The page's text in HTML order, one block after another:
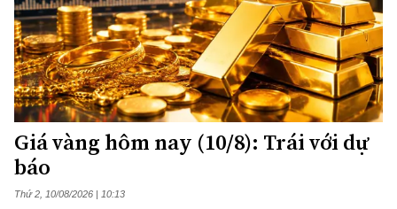
Giá vàng hôm nay (10/8): Trái với dự
báo
Thứ 2, 10/08/2026 | 10:13